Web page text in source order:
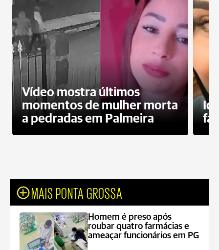
Vídeo mostra últimos
momentos de mulher morta
a pedradas em Palmeira
MAIS PONTA GROSSA
Homem é preso após
roubar quatro farmácias e
ameaçar funcionários em PG